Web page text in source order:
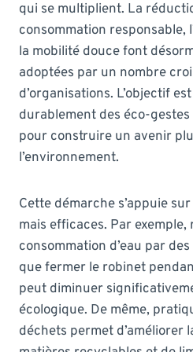
qui se multiplient. La
consommation responsable,
la mobilité douce font
adoptées par un nombre
d’organisations. L’objectif
durablement des éco-
pour construire un avenir
l’environnement.
Cette démarche s’appuie
mais efficaces. Par exemple,
consommation d’eau par
que fermer le robinet
peut diminuer
écologique. De même,
déchets permet d’améliorer